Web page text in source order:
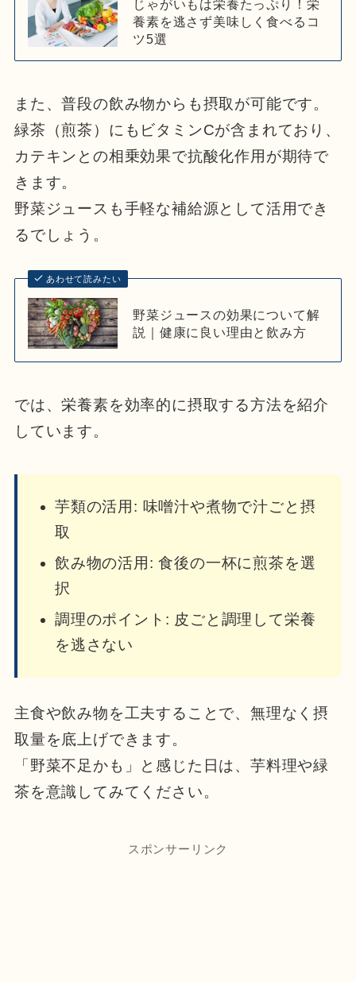
じゃがいもは栄養たっぷり！栄
養素を逃さず美味しく食べるコ
ツ5選
また、普段の飲み物からも摂取が可能です。
緑茶（煎茶）にもビタミンCが含まれており、
カテキンとの相乗効果で抗酸化作用が期待で
きます。
野菜ジュースも手軽な補給源として活用でき
るでしょう。
あわせて読みたい
野菜ジュースの効果について解
説｜健康に良い理由と飲み方
では、栄養素を効率的に摂取する方法を紹介
しています。
芋類の活用: 味噌汁や煮物で汁ごと摂
取
飲み物の活用: 食後の一杯に煎茶を選
択
調理のポイント: 皮ごと調理して栄養
を逃さない
主食や飲み物を工夫することで、無理なく摂
取量を底上げできます。
「野菜不足かも」と感じた日は、芋料理や緑
茶を意識してみてください。
スポンサーリンク